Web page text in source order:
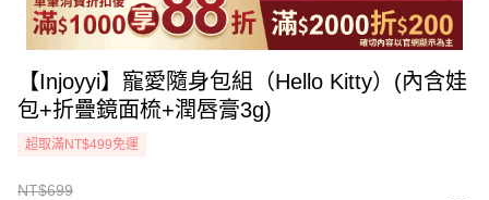
【Injoyyi】寵愛隨身包組（Hello Kitty）(內含娃
包+折疊鏡面梳+潤唇膏3g)
超取滿NT$499免運
NT$699